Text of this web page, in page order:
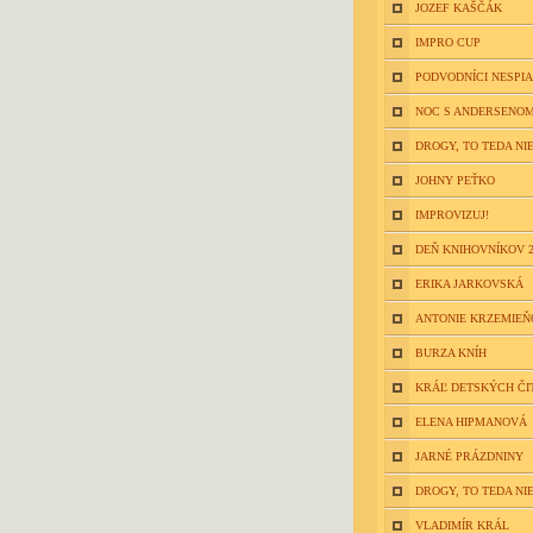
JOZEF KAŠČÁK
IMPRO CUP
PODVODNÍCI NESPIA
NOC S
DROGY, TO TEDA
JOHNY PEŤKO
IMPROVIZUJ!
DEŇ KNIHOVNÍKOV
ERIKA JARKOVSKÁ
ANTONIE
BURZA KNÍH
KRÁĽ DETSKÝCH
ELENA HIPMANOVÁ
JARNÉ PRÁZDNINY
DROGY, TO TEDA
VLADIMÍR KRÁL